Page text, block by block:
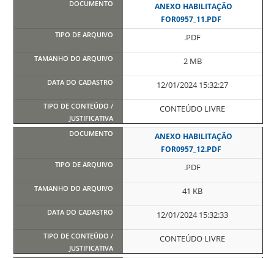
ANEXO HABILITAÇÃO
FOR0957_11.PDF
.PDF
2 MB
12/01/2024 15:32:27
CONTEÚDO LIVRE
ANEXO HABILITAÇÃO
FOR0957_12.PDF
.PDF
41 KB
12/01/2024 15:32:33
CONTEÚDO LIVRE